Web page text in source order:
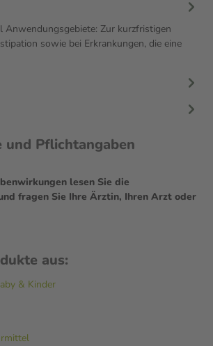
Anwendungsgebiete: Zur kurzfristigen
sowie bei Erkrankungen, die eine
und Pflichtangaben
lesen Sie die
fragen Sie Ihre Ärztin, Ihren Arzt oder
aus:
& Kinder